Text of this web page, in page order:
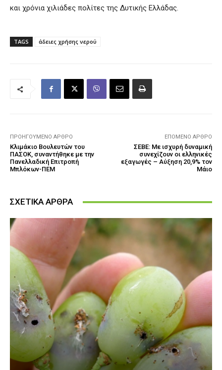
και χρόνια χιλιάδες πολίτες της Δυτικής Ελλάδας.
TAGS άδειες χρήσης νερού
ΠΡΟΗΓΟΎΜΕΝΟ ΆΡΘΡΟ
Κλιμάκιο Βουλευτών του
ΠΑΣΟΚ, συναντήθηκε με την
Πανελλαδική Επιτροπή
Μπλόκων-ΠΕΜ
ΕΠΌΜΕΝΟ ΆΡΘΡΟ
ΣΕΒΕ: Με ισχυρή δυναμική
συνεχίζουν οι ελληνικές
εξαγωγές – Αύξηση 20,9% τον
Μάιο
ΣΧΕΤΙΚΑ ΑΡΘΡΑ